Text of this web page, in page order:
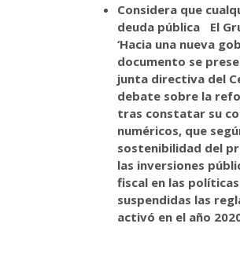
Considera que
deuda pública
El
‘Hacia una nueva
documento se
junta directiva del
debate sobre la
tras constatar su
numéricos, que
sostenibilidad del
las inversiones
fiscal en las
suspendidas las
activó en el año